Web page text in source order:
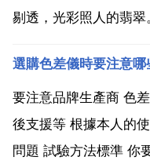
剔透，光彩照人的翡
如果帶色，色澤必須明
佈。4，透光細看，必
商家是...
選購色差儀時要注意哪
要注意品牌生產商 色
後支援等 根據本人的
問題 試驗方法標準 你